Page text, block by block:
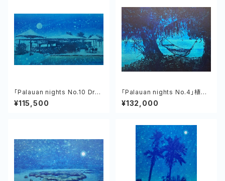
「Palauan nights No.10 Dro
p Off Bar ＆ Grill」植村友哉
¥115,500
「Palauan nights No.4」植村
友哉 キャンバス、アクリル
¥132,000